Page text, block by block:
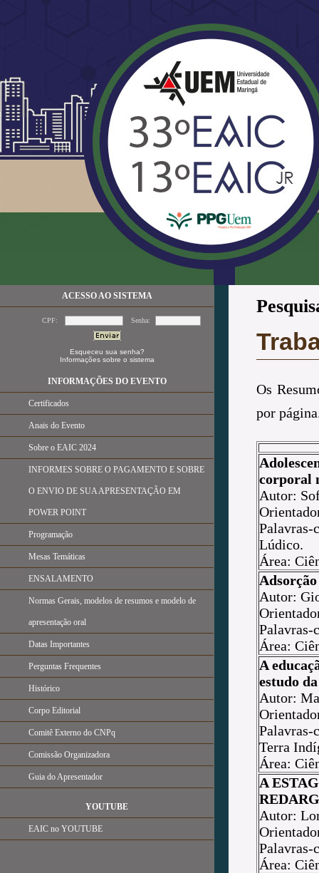
ACESSO AO SISTEMA
CPF: Senha:
Esqueceu sua senha?
Informações sobre o sistema
INFORMAÇÕES DO EVENTO
Certificados
Anais do Evento
Sobre o EAIC 2024
INFORMES SOBRE O PAGAMENTO E SOBRE
O ENVIO DE SUA APRESENTAÇÃO EM
POWER POINT
Programação
Mesas Temáticas
ENSALAMENTO
Normas Gerais, modelos de resumos e modelo de
apresentação oral
Datas Importantes
Perguntas Frequentes
Histórico
Corpo Editorial
Comitê Externo do CNPq
Comissão Organizadora
Guia do Apresentador
YOUTUBE
EAIC no YOUTUBE
Os
por
corporal
Autor:
Palavras-
Lúdico.
Área:
Autor:
Palavras-
Área:
A
estudo
Autor:
Palavras-
Terra
Área:
A
Autor:
Palavras-
Área: